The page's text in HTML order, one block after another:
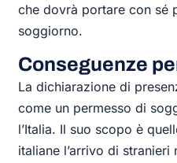
che dovrà portare con sé
soggiorno.
Conseguenze
La dichiarazione di
come un permesso di
l’Italia. Il suo scopo è
italiane l’arrivo di stranieri